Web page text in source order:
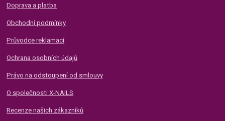
Doprava a platba
Obchodní podmínky
Průvodce reklamací
Ochrana osobních údajů
Právo na odstoupení od smlouvy
O společnosti X-NAILS
Recenze našich zákazníků